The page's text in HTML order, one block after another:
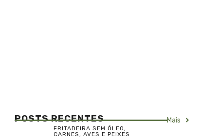
POSTS RECENTES Mais
FRITADEIRA SEM ÓLEO,
CARNES, AVES E PEIXES